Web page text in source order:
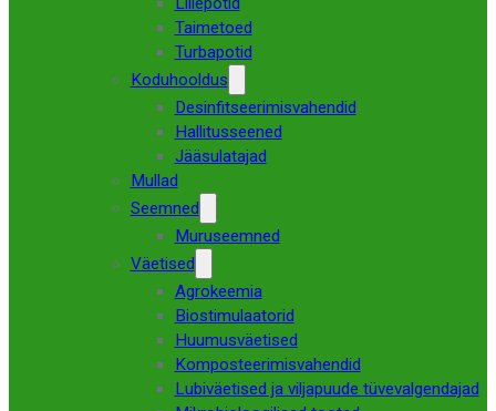
Taimetoed
Turbapotid
Koduhooldus
Desinfitseerimisvahendid
Hallitusseened
Jääsulatajad
Mullad
Seemned
Muruseemned
Väetised
Agrokeemia
Biostimulaatorid
Huumusväetised
Komposteerimisvahendid
Lubiväetised ja viljapuude tüvevalgendajad